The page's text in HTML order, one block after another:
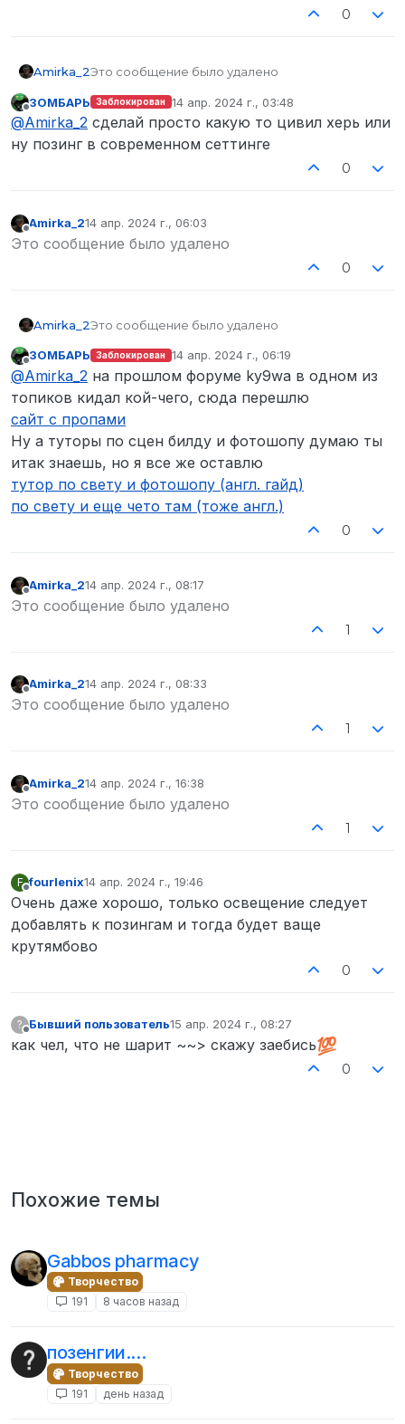
0
Amirka_2Это сообщение было удалено
Не в сети
ЗОМБАРЬ Заблокирован 14 апр. 2024 г., 03:48
отредактировано
@Amirka_2 сделай просто какую то цивил херь или
ну позинг в современном сеттинге
0
Не в сети
Amirka_214 апр. 2024 г., 06:03
отредактировано
Это сообщение было удалено
0
Amirka_2Это сообщение было удалено
Не в сети
ЗОМБАРЬ Заблокирован 14 апр. 2024 г., 06:19
отредактировано
@Amirka_2 на прошлом форуме ky9wa в одном из
топиков кидал кой-чего, сюда перешлю
сайт с пропами
Ну а туторы по сцен билду и фотошопу думаю ты
итак знаешь, но я все же оставлю
тутор по свету и фотошопу (англ. гайд)
по свету и еще чето там (тоже англ.)
0
Не в сети
Amirka_214 апр. 2024 г., 08:17
отредактировано
Это сообщение было удалено
1
Не в сети
Amirka_214 апр. 2024 г., 08:33
отредактировано
Это сообщение было удалено
1
Не в сети
Amirka_214 апр. 2024 г., 16:38
отредактировано
Это сообщение было удалено
1
F
Не в сети
fourlenix14 апр. 2024 г., 19:46
отредактировано
Очень даже хорошо, только освещение следует
добавлять к позингам и тогда будет ваще
крутямбово
0
?
Не в сети
Бывший пользователь15 апр. 2024 г., 08:27
отредактировано
как чел, что не шарит ~~> скажу заебись
0
Похожие темы
Gabbos pharmacy
Творчество
191
8 часов назад
позенгии....
Творчество
191
день назад